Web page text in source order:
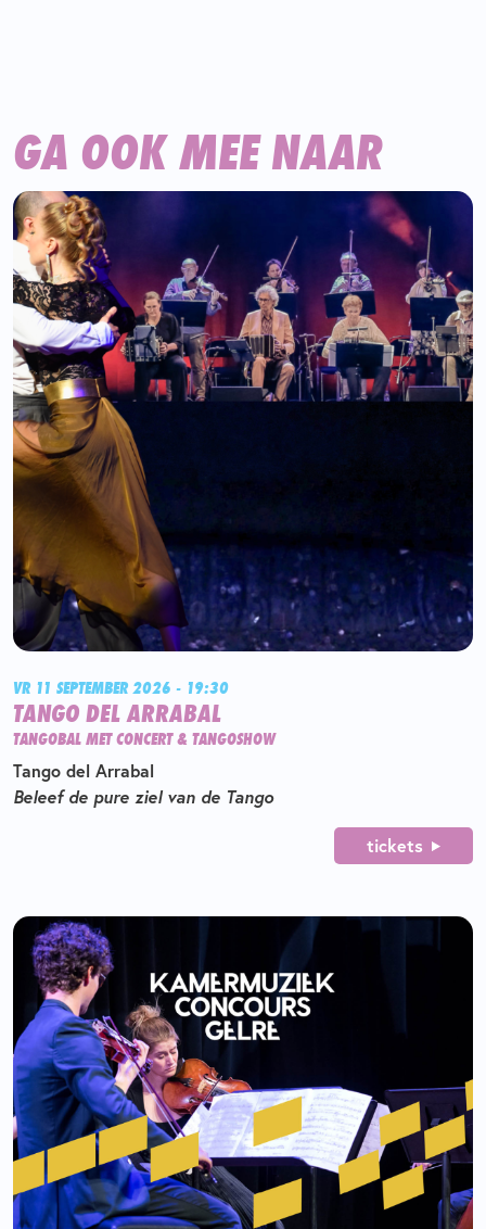
GA OOK MEE NAAR
VR 11 SEPTEMBER 2026 - 19:30
TANGO DEL ARRABAL
TANGOBAL MET CONCERT & TANGOSHOW
Tango del Arrabal
Beleef de pure ziel van de Tango
tickets